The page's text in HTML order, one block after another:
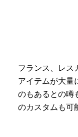
フランス、レス
アイテムが大量
のもあるとの噂
のカスタムも可